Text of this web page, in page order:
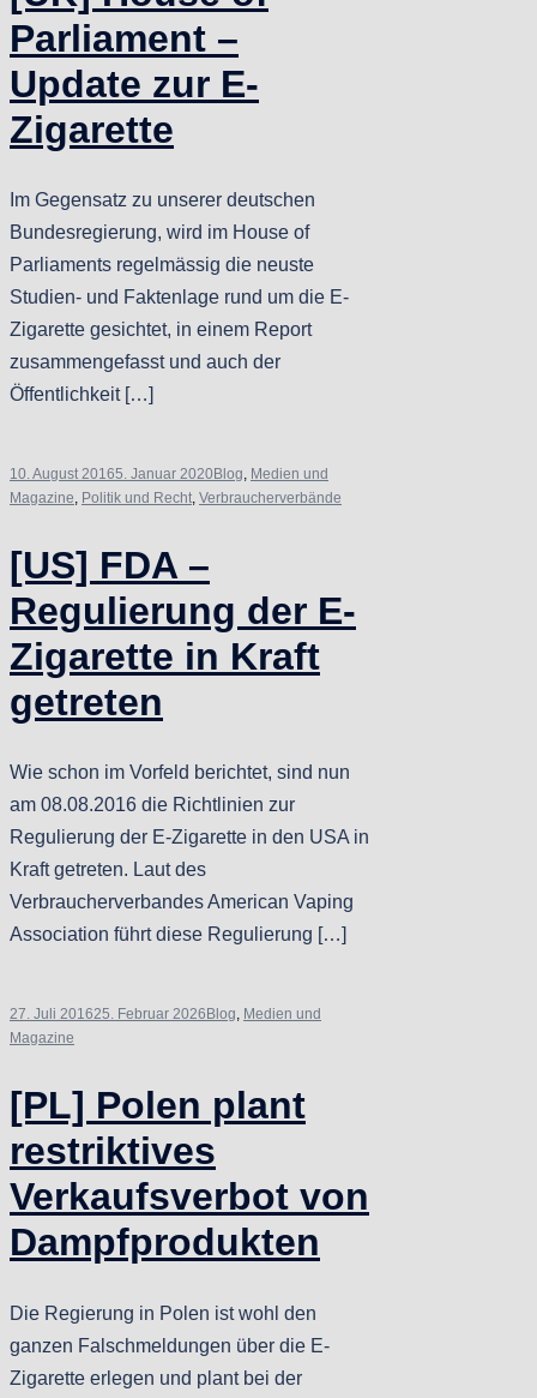
Parliament –
Update zur E-
Zigarette
Im Gegensatz zu unserer deutschen
Bundesregierung, wird im House of
Parliaments regelmässig die neuste
Studien- und Faktenlage rund um die E-
Zigarette gesichtet, in einem Report
zusammengefasst und auch der
Öffentlichkeit […]
10. August 20165. Januar 2020 Blog, Medien und
Magazine, Politik und Recht, Verbraucherverbände
[US] FDA –
Regulierung der E-
Zigarette in Kraft
getreten
Wie schon im Vorfeld berichtet, sind nun
am 08.08.2016 die Richtlinien zur
Regulierung der E-Zigarette in den USA in
Kraft getreten. Laut des
Verbraucherverbandes American Vaping
Association führt diese Regulierung […]
27. Juli 201625. Februar 2026 Blog, Medien und
Magazine
[PL] Polen plant
restriktives
Verkaufsverbot von
Dampfprodukten
Die Regierung in Polen ist wohl den
ganzen Falschmeldungen über die E-
Zigarette erlegen und plant bei der